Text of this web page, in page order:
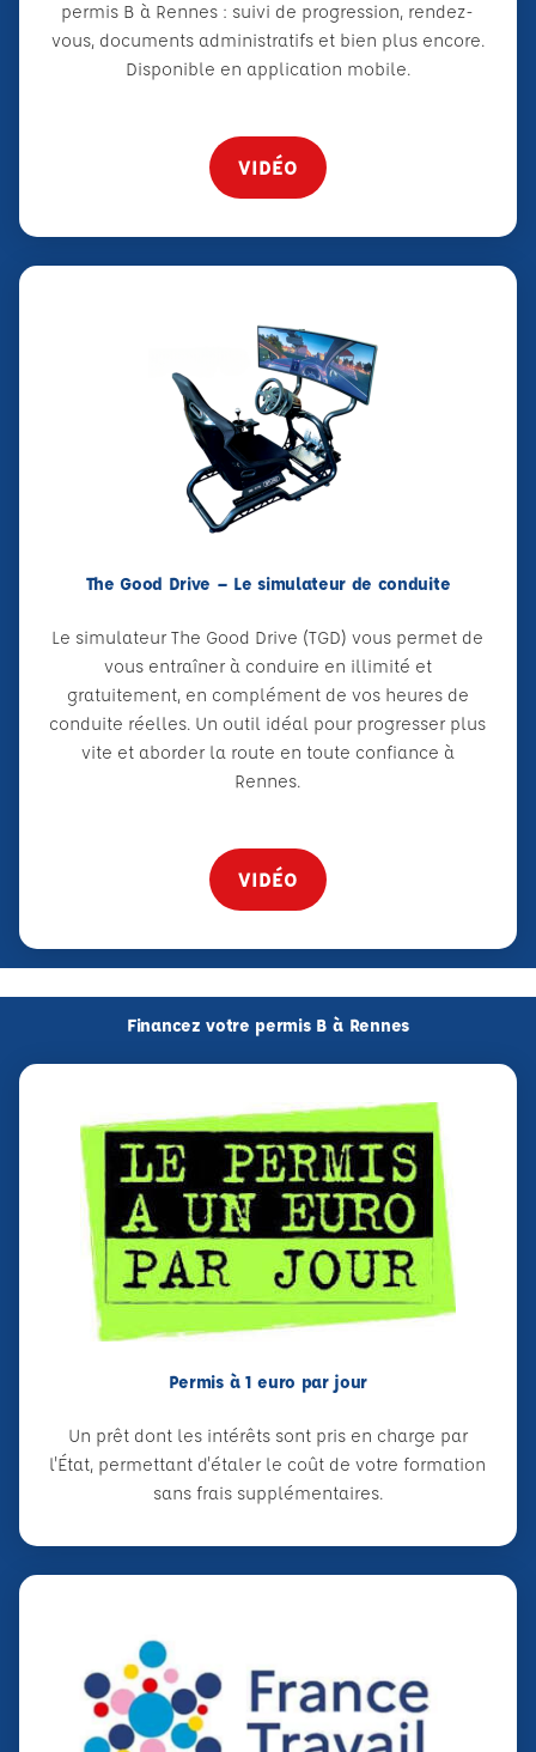
permis B à Rennes : suivi de progression, rendez-
vous, documents administratifs et bien plus encore.
Disponible en application mobile.
VIDÉO
The Good Drive – Le simulateur de conduite
Le simulateur The Good Drive (TGD) vous permet de
vous entraîner à conduire en illimité et
gratuitement, en complément de vos heures de
conduite réelles. Un outil idéal pour progresser plus
vite et aborder la route en toute confiance à
Rennes.
VIDÉO
Financez votre permis B à Rennes
Permis à 1 euro par jour
Un prêt dont les intérêts sont pris en charge par
l'État, permettant d'étaler le coût de votre formation
sans frais supplémentaires.